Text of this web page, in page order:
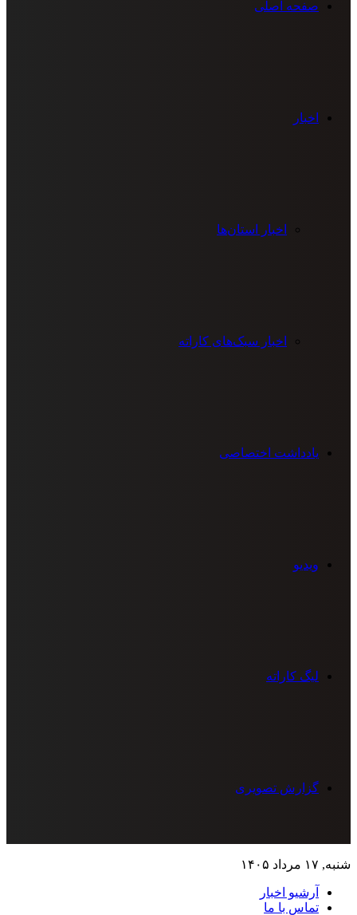
صفحه اصلی
اخبار
اخبار استان‌ها
اخبار سبک‌های کاراته
یادداشت اختصاصی
ویدیو
لیگ کاراته
گزارش تصویری
شنبه, ۱۷ مرداد ۱۴۰۵
آرشیو اخبار
تماس‌ با‌ ما